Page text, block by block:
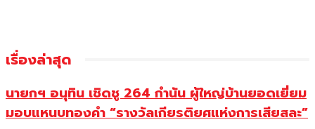
เรื่องล่าสุด
นายกฯ อนุทิน เชิดชู 264 กำนัน ผู้ใหญ่บ้านยอดเยี่ยม
มอบแหนบทองคำ “รางวัลเกียรติยศแห่งการเสียสละ”